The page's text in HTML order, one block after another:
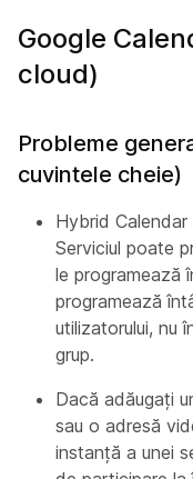
Google
cloud)
Probleme
cuvintele cheie)
Hybrid
Serviciul poate
le programează
programează
utilizatorului, nu
grup.
Dacă adăugați
sau o adresă
instanță a unei